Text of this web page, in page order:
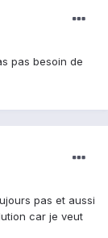
pas besoin de
pas et aussi
car je veut